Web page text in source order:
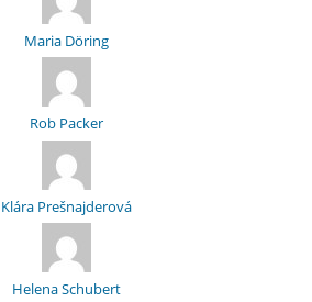
Maria Döring
Rob Packer
Klára Prešnajderová
Helena Schubert